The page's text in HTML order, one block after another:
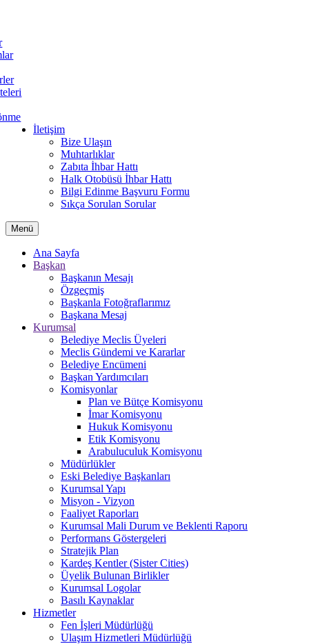
İletişim
Bize Ulaşın
Muhtarlıklar
Zabıta İhbar Hattı
Halk Otobüsü İhbar Hattı
Bilgi Edinme Başvuru Formu
Sıkça Sorulan Sorular
Menü
Ana Sayfa
Başkan
Başkanın Mesajı
Özgeçmiş
Başkanla Fotoğraflarımız
Başkana Mesaj
Kurumsal
Belediye Meclis Üyeleri
Meclis Gündemi ve Kararlar
Belediye Encümeni
Başkan Yardımcıları
Komisyonlar
Plan ve Bütçe Komisyonu
İmar Komisyonu
Hukuk Komisyonu
Etik Komisyonu
Arabuluculuk Komisyonu
Müdürlükler
Eski Belediye Başkanları
Kurumsal Yapı
Misyon - Vizyon
Faaliyet Raporları
Kurumsal Mali Durum ve Beklenti Raporu
Performans Göstergeleri
Stratejik Plan
Kardeş Kentler (Sister Cities)
Üyelik Bulunan Birlikler
Kurumsal Logolar
Basılı Kaynaklar
Hizmetler
Fen İşleri Müdürlüğü
Ulaşım Hizmetleri Müdürlüğü